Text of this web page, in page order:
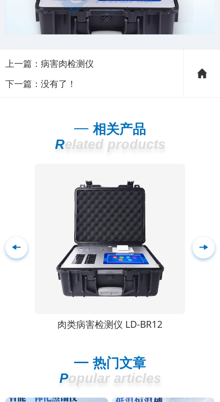
上一篇：病害肉检测仪
下一篇：没有了！
相关产品
Related products
肉类病害检测仪 LD-BR12
热门文章
Popular articles